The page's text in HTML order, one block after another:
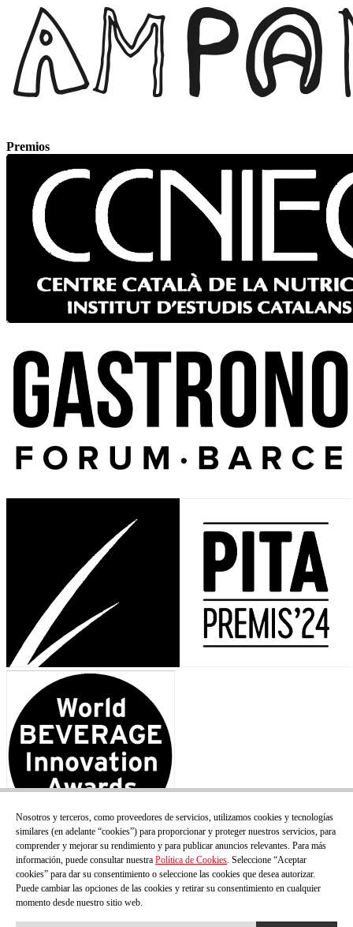
Premios
Nosotros y terceros, como proveedores de servicios, utilizamos cookies y tecnologías
similares (en adelante “cookies”) para proporcionar y proteger nuestros servicios, para
comprender y mejorar su rendimiento y para publicar anuncios relevantes. Para más
información, puede consultar nuestra Política de Cookies. Seleccione “Aceptar
cookies” para dar su consentimiento o seleccione las cookies que desea autorizar.
Puede cambiar las opciones de las cookies y retirar su consentimiento en cualquier
momento desde nuestro sitio web.